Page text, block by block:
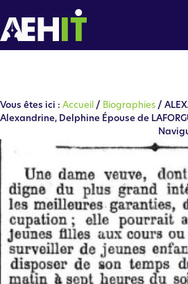
au
contenu
Vous êtes ici : Accueil / Biographies /
Alexandrine, Delphine Épouse de